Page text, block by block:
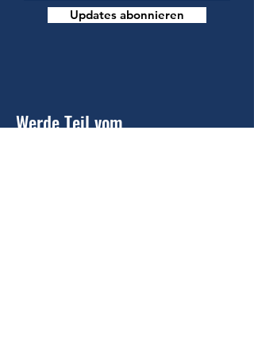
Updates abonnieren
Werde Teil vom